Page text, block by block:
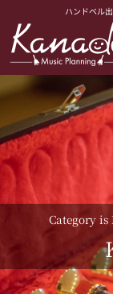
ス
キ
プ
ハンドベル
Category is